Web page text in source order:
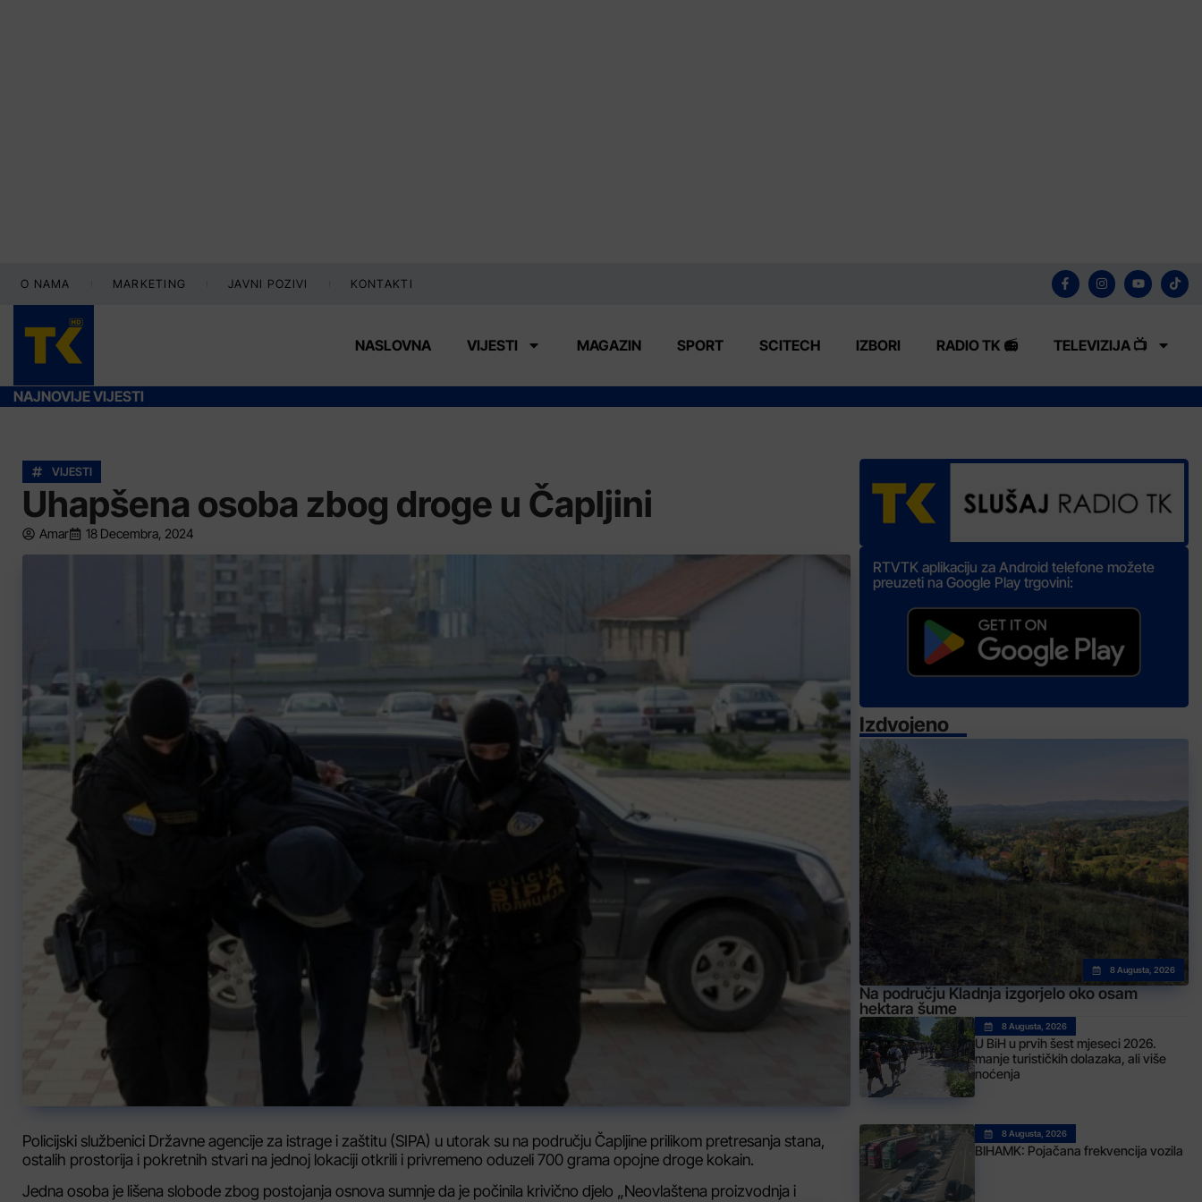
O NAMA MARKETING JAVNI POZIVI KONTAKTI
NASLOVNA VIJESTI MAGAZIN SPORT SCITECH IZBORI RADIO TK 📻 TELEVIZIJA 📺
NAJNOVIJE VIJESTI
VIJESTI
Uhapšena osoba zbog droge u Čapljini
Amar 18 Decembra, 2024
Policijski službenici Državne agencije za istrage i zaštitu (SIPA) u utorak su na području Čapljine prilikom pretresanja stana,
ostalih prostorija i pokretnih stvari na jednoj lokaciji otkrili i privremeno oduzeli 700 grama opojne droge kokain.
Jedna osoba je lišena slobode zbog postojanja osnova sumnje da je počinila krivično djelo „Neovlaštena proizvodnja i
RTVTK aplikaciju za Android telefone možete
preuzeti na Google Play trgovini:
Izdvojeno
8 Augusta, 2026
Na području Kladnja izgorjelo oko osam
hektara šume
8 Augusta, 2026
U BiH u prvih šest mjeseci 2026.
manje turističkih dolazaka, ali više
noćenja
8 Augusta, 2026
BIHAMK: Pojačana frekvencija vozila